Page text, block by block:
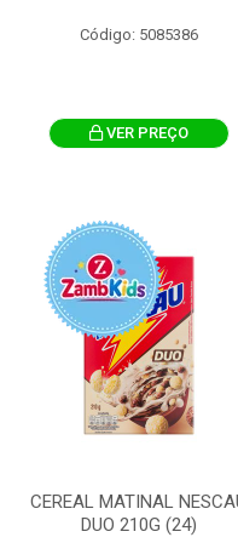
Código: 5085386
VER PREÇO
CEREAL MATINAL
DUO 210G (24)